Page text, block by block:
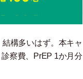
構多いはず。本キャ
察費、PrEP 1か月分